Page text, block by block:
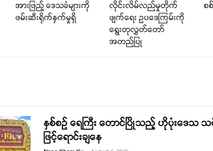
အားဖြည့် ဒေသခံများကို
ဖမ်းဆီးရိုက်နှက်မှုရှိ
လိုင်းလိမ်လည်မှုတိုက်
ဖျက်ရေး ဥပဒေကြမ်းကို
ရွေးတုလွှတ်တော်
အတည်ပြု
စ
နှစ်စဉ် ရေကြီး တောင်ပြိုသည့် ဟိုပုံးဒေသ
ဖြင့်ရောင်းချနေ